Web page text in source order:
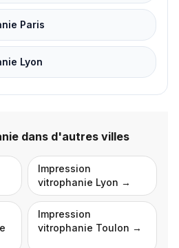
Paris
Lyon
dans d'autres villes
Impression
vitrophanie Lyon →
Impression
vitrophanie Toulon →